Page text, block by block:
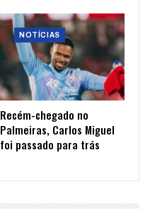
NOTÍCIAS
Recém-chegado no
Palmeiras, Carlos Miguel
foi passado para trás